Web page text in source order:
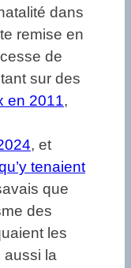
dans
remise en
de
sur des
en 2011,
, et
tenaient
que
des
les
aussi la